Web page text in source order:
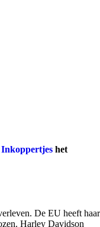
Inkoppertjes het
De EU heeft haar
Harley Davidson